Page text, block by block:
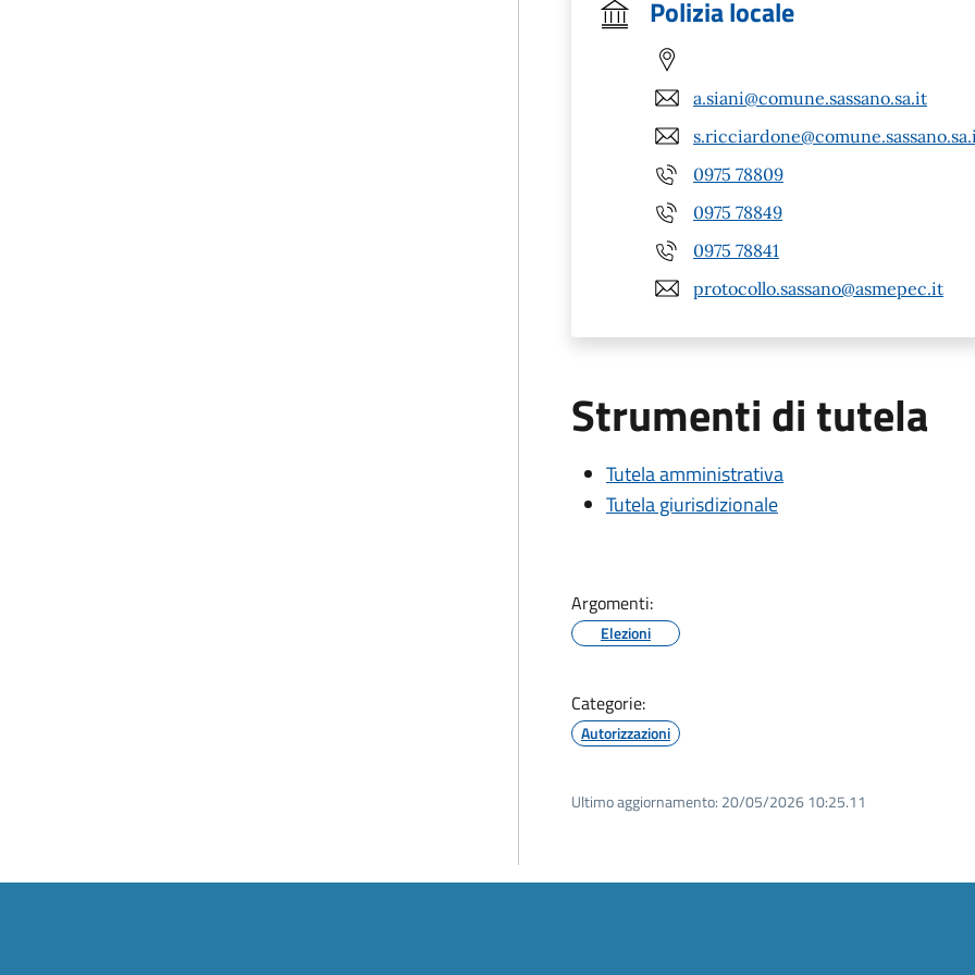
Polizia locale
a.siani@comune.sassano.sa.it
0975 78809
0975 78849
0975 78841
protocollo.sassano@asmepec.it
Strumenti di tutela
Tutela amministrativa
Tutela giurisdizionale
Argomenti:
Elezioni
Categorie:
Autorizzazioni
Ultimo aggiornamento: 20/05/2026 10:25.11